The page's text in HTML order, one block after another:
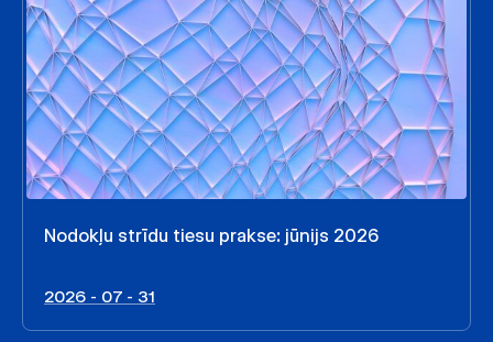
Nodokļu strīdu tiesu prakse: jūnijs 2026
2026 - 07 - 31